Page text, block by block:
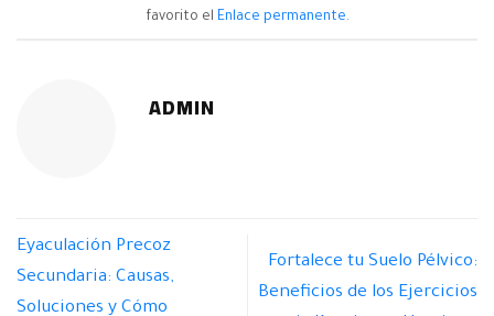
favorito el Enlace permanente.
ADMIN
Eyaculación Precoz
Secundaria: Causas,
Soluciones y Cómo
Fortalece tu Suelo Pélvico:
Beneficios de los Ejercicios